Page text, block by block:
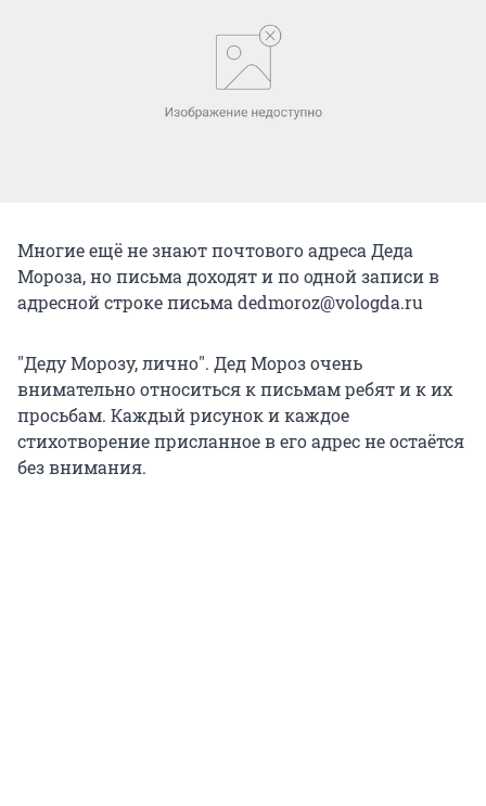
Многие ещё не знают почтового адреса Деда
Мороза, но письма доходят и по одной записи в
адресной строке письма dedmoroz@vologda.ru
"Деду Морозу, лично". Дед Мороз очень
внимательно относиться к письмам ребят и к их
просьбам. Каждый рисунок и каждое
стихотворение присланное в его адрес не остаётся
без внимания.